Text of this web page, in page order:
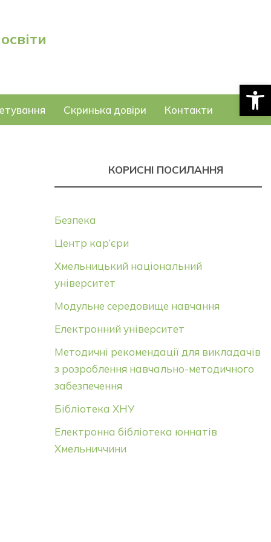
Скринька довіри Контакти
КОРИСНІ ПОСИЛАННЯ
Безпека
Центр кар’єри
Хмельницький національний
університет
Модульне середовище навчання
Електронний університет
Методичні рекомендації для викладачів
з розроблення навчально-методичного
забезпечення
Бібліотека ХНУ
Електронна бібліотека юннатів
Хмельниччини